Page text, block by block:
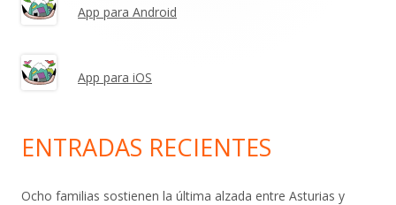
principalApp para Android
App para iOS
ENTRADAS RECIENTES
Ocho familias sostienen la última alzada entre Asturias y